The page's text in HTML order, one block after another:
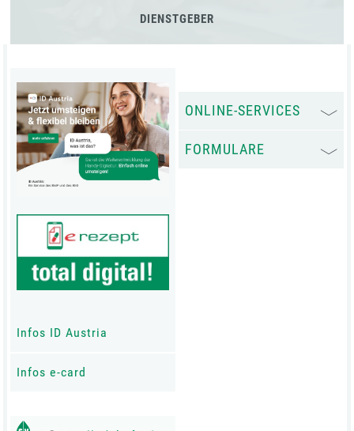
DIENSTGEBER
Infos ID Austria
Infos e-card
ONLINE-SERVICES
FORMULARE